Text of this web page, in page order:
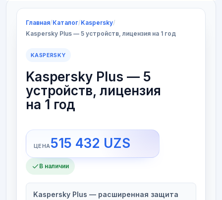
Главная/Каталог/Kaspersky/
Kaspersky Plus — 5 устройств, лицензия на 1 год
KASPERSKY
Kaspersky Plus — 5
устройств, лицензия
на 1 год
515 432 UZS
В наличии
Kaspersky Plus — расширенная защита